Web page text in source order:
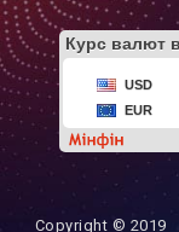
Copyright © 2019